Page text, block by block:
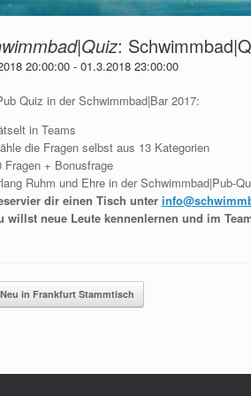
:
20:00:00 - 01.3.2018 23:00:00
Quiz in der Schwimmbad|Bar 2017:
in Teams
die Fragen selbst aus 13 Kategorien
Fragen + Bonusfrage
Ruhm und Ehre in der Schwimmbad|Pub-
dir einen Tisch unter
willst neue Leute kennenlernen und im
Neu in Frankfurt Stammtisch